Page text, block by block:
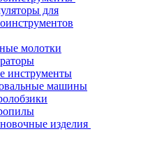
для
молотки
инструменты
машины
изделия